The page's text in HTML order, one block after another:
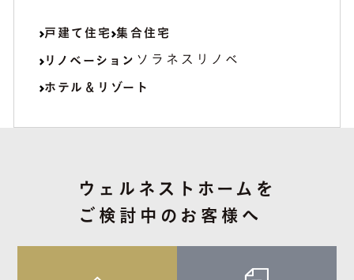
戸建て住宅 集合住宅
リノベーション ソラネスリノベ
ホテル＆リゾート
ウェルネストホームを
ご検討中のお客様へ